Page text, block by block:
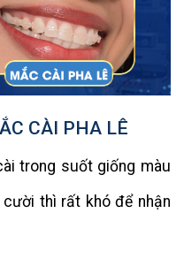
CÀI PHA LÊ
trong suốt giống màu
thì rất khó để nhận